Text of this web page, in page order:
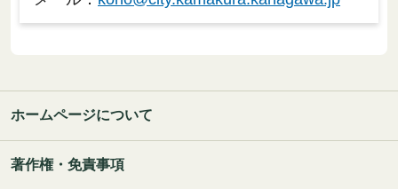
ホームページについて
著作権・免責事項